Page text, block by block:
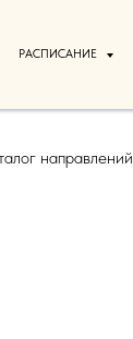
РАСПИСАНИЕ
направлений